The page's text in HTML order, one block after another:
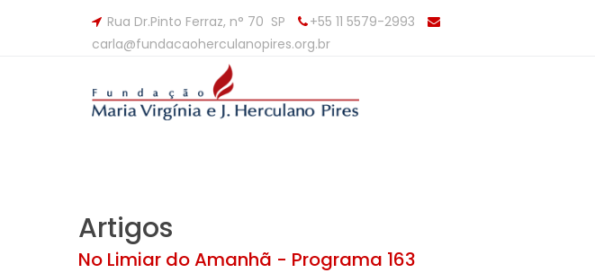
Rua Dr.Pinto Ferraz, n° 70 SP
+55 11 5579-2993
carla@fundacaoherculanopires.org.br
Artigos
No Limiar do Amanhã - Programa 163